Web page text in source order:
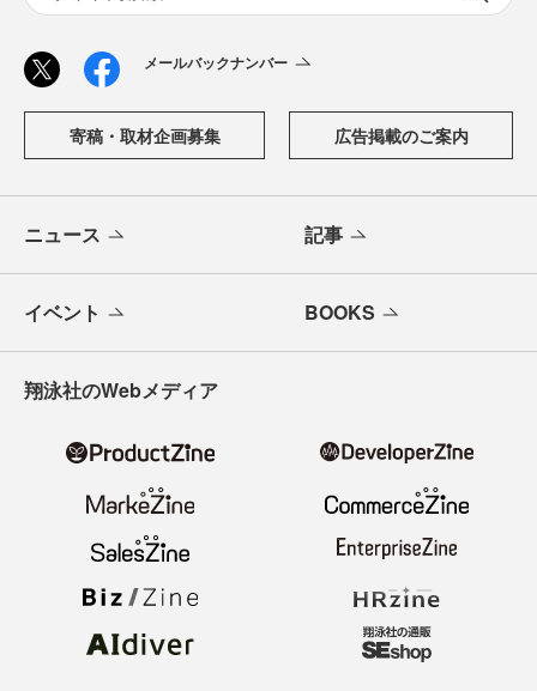
メールバックナンバー
寄稿・取材企画募集 広告掲載のご案内
ニュース 記事
イベント BOOKS
翔泳社のWebメディア